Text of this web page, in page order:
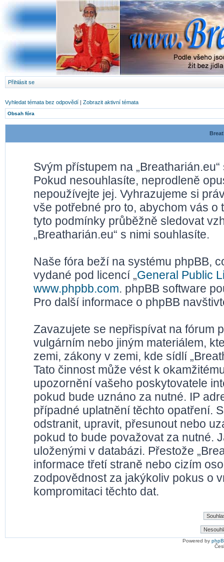
Přihlásit se
Vyhledat témata bez odpovědí | Zobrazit aktivní témata
Obsah fóra
Svým přístupem na
Pokud nesouhlasíte, neprodleně
nepoužívejte jej. Vyhrazujeme si
vše potřebné pro to, abychom vás o
tyto podmínky průběžně sledovat
„Breatharián.eu“ s nimi souhlasíte.
Naše fóra beží na systému phpBB,
vydané pod licencí „General Public
www.phpbb.com. phpBB software
Pro další informace o phpBB
Zavazujete se nepřispívat na fórum
vulgárním nebo jiným materiálem,
zemi, zákony v zemi, kde sídlí
Tato činnost může vést k
upozornění vašeho poskytovatele
pokud bude uznáno za nutné. IP
případné uplatnění těchto opatření.
odstranit, upravit, přesunout nebo
pokud to bude považovat za nutné.
uloženými v databázi. Přestože
informace třetí straně nebo cizím
zodpovědnost za jakýkoliv pokus o
kompromitaci těchto dat.
Powered by